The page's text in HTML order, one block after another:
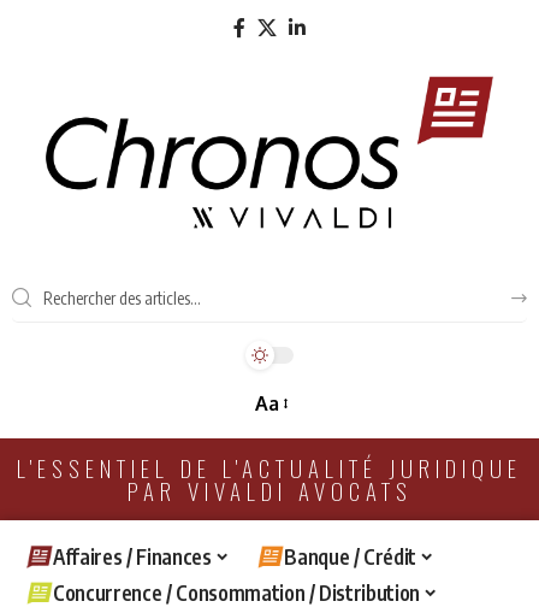
Aa
L'ESSENTIEL DE L'ACTUALITÉ JURIDIQUE
PAR VIVALDI AVOCATS
Affaires / Finances
Banque / Crédit
Concurrence / Consommation / Distribution